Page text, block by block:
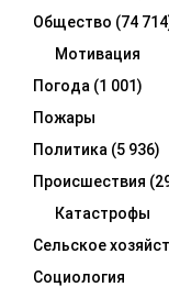
Общество (74
Мотивация
Погода (1 001)
Пожары
Политика (5 936)
Происшествия
Катастрофы
Сельское
Социология